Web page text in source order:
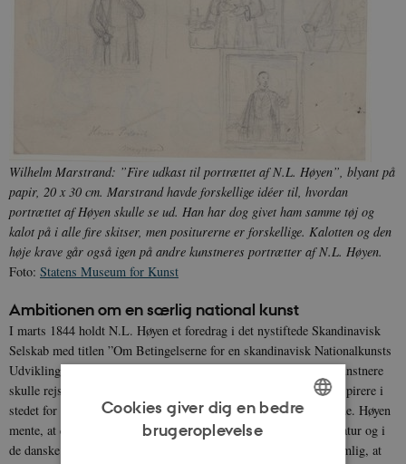
Wilhelm Marstrand: ”Fire udkast til portrættet af N.L. Høyen”, blyant på
papir, 20 x 30 cm. Marstrand havde forskellige idéer til, hvordan
portrættet af Høyen skulle se ud. Han har dog givet ham samme tøj og
kalot på i alle fire skitser, men positurerne er forskellige. Kalotten og den
høje krave går også igen på andre kunstneres portrætter af N.L. Høyen.
Foto: Statens Museum for Kunst
Ambitionen om en særlig national kunst
I marts 1844 holdt N.L. Høyen et foredrag i det nystiftede Skandinavisk
Selskab med titlen ”Om Betingelserne for en skandinavisk Nationalkunsts
Udvikling”. Her præsenterede han sine idéer om, at de danske kunstnere
skulle rejse rundt i Danmark og i Skandinavien for at lade sig inspirere i
stedet for at rejse sydpå til Tyskland og Italien, som mange gjorde. Høyen
mente, at der var masser af gode motiver at hente i den danske natur og i
de danske landsbysamfund og fiskerlejer. Han forestillede sig nemlig, at
Cookies giver dig en bedre
brugeroplevelse